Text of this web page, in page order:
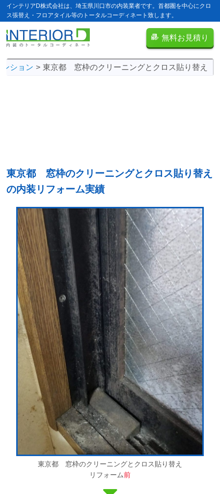
インテリアD株式会社は、埼玉県川口市の内装業者です。首都圏を中心にクロ
ス張替え・フロアタイル等のトータルコーディネート致します。
無料お見積り
ンション 東京都 窓枠のクリーニングとクロス貼り替え
東京都 窓枠のクリーニングとクロス貼り替え
の内装リフォーム実績
東京都 窓枠のクリーニングとクロス貼り替え
リフォーム前